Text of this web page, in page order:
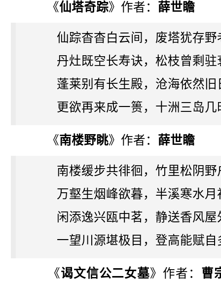
《仙塔奇踪》作者： 薛世瞻
仙踪杳杳白云间，废塔犹存野
丹灶既空长寿诀，松枝曾剩驻
蓬莱别有长生殿，沧海依然旧
更欲再来成一篑，十洲三岛几
《南楼野眺》作者： 薛世瞻
南楼缓步共徘徊，竹里松阴野
万壑生烟峰欲暮，半溪寒水月
闲添逸兴瓯中茗，静送香风屋
一望川源堪极目，登高能赋自
《谒文信公二女墓》作者：
曹